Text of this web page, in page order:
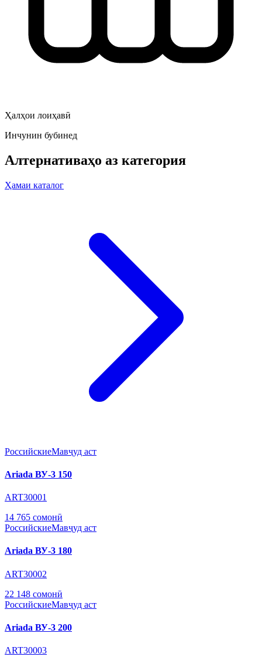
Ҳалҳои лоиҳавӣ
Инчунин бубинед
Алтернативаҳо аз категория
Ҳамаи каталог
РоссийскиеМавҷуд аст
Ariada ВУ-3 150
ART30001
14 765 сомонӣ
РоссийскиеМавҷуд аст
Ariada ВУ-3 180
ART30002
22 148 сомонӣ
РоссийскиеМавҷуд аст
Ariada ВУ-3 200
ART30003